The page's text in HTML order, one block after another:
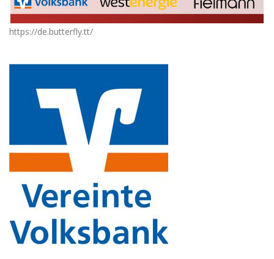
https://de.butterfly.tt/